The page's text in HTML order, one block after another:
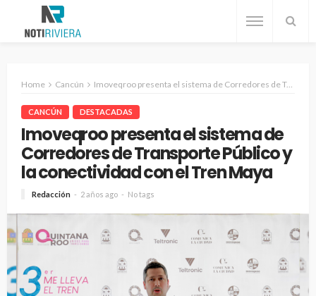
Home Cancún Imoveqroo presenta el sistema de Corredores de Transporte Público y la conectividad con el Tren Maya
CANCÚN DESTACADAS
Imoveqroo presenta el sistema de
Corredores de Transporte Público y
la conectividad con el Tren Maya
Redacción 2 años ago No tags